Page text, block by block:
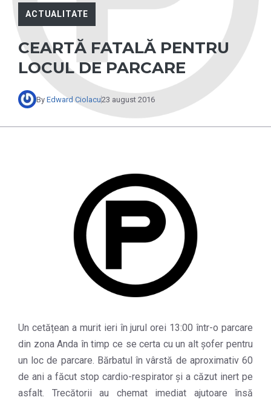
ACTUALITATE
CEARTĂ FATALĂ PENTRU
LOCUL DE PARCARE
By Edward Ciolacu23 august 2016
Un cetățean a murit ieri în jurul orei 13:00 într-o parcare
din zona Anda în timp ce se certa cu un alt șofer pentru
un loc de parcare. Bărbatul în vârstă de aproximativ 60
de ani a făcut stop cardio-respirator și a căzut inert pe
asfalt. Trecătorii au chemat imediat ajutoare însă